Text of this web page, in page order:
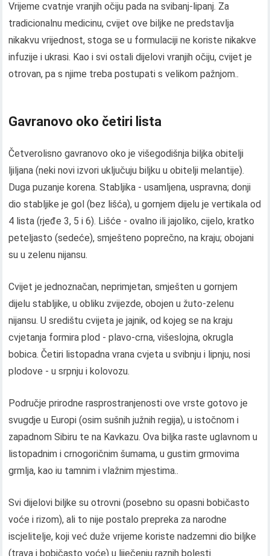
Vrijeme cvatnje vranjih očiju pada na svibanj-lipanj. Za
tradicionalnu medicinu, cvijet ove biljke ne predstavlja
nikakvu vrijednost, stoga se u formulaciji ne koriste nikakve
infuzije i ukrasi. Kao i svi ostali dijelovi vranjih očiju, cvijet je
otrovan, pa s njime treba postupati s velikom pažnjom..
Gavranovo oko četiri lista
Četverolisno gavranovo oko je višegodišnja biljka obitelji
ljiljana (neki novi izvori uključuju biljku u obitelji melantije).
Duga puzanje korena. Stabljika - usamljena, uspravna; donji
dio stabljike je gol (bez lišća), u gornjem dijelu je vertikala od
4 lista (rjeđe 3, 5 i 6). Lišće - ovalno ili jajoliko, cijelo, kratko
peteljasto (sedeće), smješteno poprečno, na kraju; obojani
su u zelenu nijansu.
Cvijet je jednoznačan, neprimjetan, smješten u gornjem
dijelu stabljike, u obliku zvijezde, obojen u žuto-zelenu
nijansu. U središtu cvijeta je jajnik, od kojeg se na kraju
cvjetanja formira plod - plavo-crna, višeslojna, okrugla
bobica. Četiri listopadna vrana cvjeta u svibnju i lipnju, nosi
plodove - u srpnju i kolovozu.
Područje prirodne rasprostranjenosti ove vrste gotovo je
svugdje u Europi (osim sušnih južnih regija), u istočnom i
zapadnom Sibiru te na Kavkazu. Ova biljka raste uglavnom u
listopadnim i crnogoričnim šumama, u gustim grmovima
grmlja, kao iu tamnim i vlažnim mjestima..
Svi dijelovi biljke su otrovni (posebno su opasni bobičasto
voće i rizom), ali to nije postalo prepreka za narodne
iscjelitelje, koji već duže vrijeme koriste nadzemni dio biljke
(trava i bobičasto voće) u liječenju raznih bolesti.